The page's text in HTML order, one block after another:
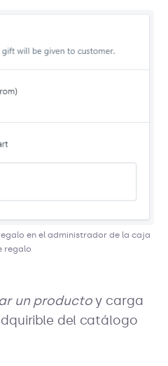
en el administrador de la caja
regalo
un productoy carga
del catálogo